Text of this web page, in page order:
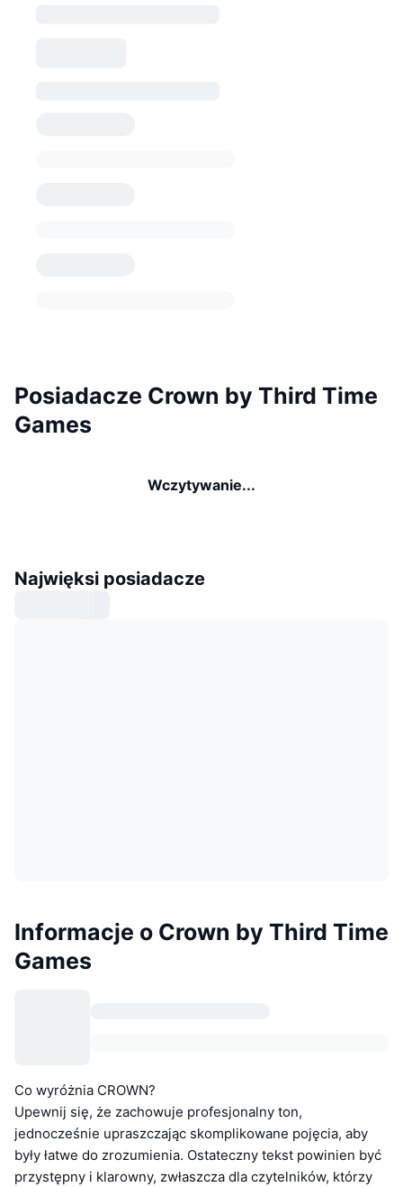
Posiadacze Crown by Third Time
Games
Wczytywanie...
Najwięksi posiadacze
Informacje o Crown by Third Time
Games
Co wyróżnia CROWN?
Upewnij się, że zachowuje profesjonalny ton,
jednocześnie upraszczając skomplikowane pojęcia, aby
były łatwe do zrozumienia. Ostateczny tekst powinien być
przystępny i klarowny, zwłaszcza dla czytelników, którzy